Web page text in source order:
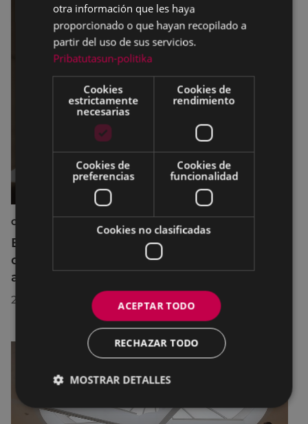
CINE AL AIRE LIBRE
El cine al aire libre regresa a Untzaga con
cuatro proyecciones durante el mes de
agosto
22/07/2026
otra información que les haya
proporcionado o que hayan recopilado a
partir del uso de sus servicios.
Pribatutasun-politika
Cookies
estrictamente
necesarias
Cookies de
rendimiento
Cookies de
preferencias
Cookies de
funcionalidad
Cookies no clasificadas
ACEPTAR TODO
RECHAZAR TODO
MOSTRAR DETALLES